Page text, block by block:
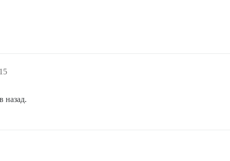
назад.